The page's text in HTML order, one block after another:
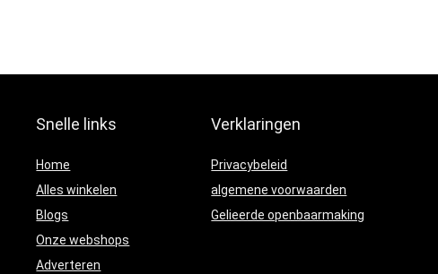
Snelle links
Home
Alles winkelen
Blogs
Onze webshops
Adverteren
Verklaringen
Privacybeleid
algemene voorwaarden
Gelieerde openbaarmaking